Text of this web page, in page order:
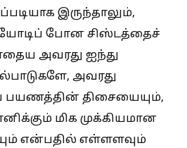
இருந்தாலும்,
போன சிஸ்டத்தைச்
அவரது ஐந்து
அவரது
பயணத்தின் திசையையும்,
மிக முக்கியமான
என்பதில் எள்ளளவும்